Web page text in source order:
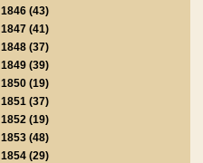
1846 (43)
1847 (41)
1848 (37)
1849 (39)
1850 (19)
1851 (37)
1852 (19)
1853 (48)
1854 (29)